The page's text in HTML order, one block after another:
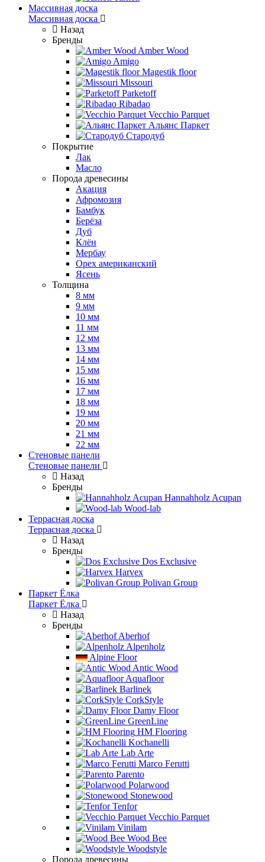
Массивная доска
Массивная доска
Назад
Бренды
Amber Wood
Amigo
Magestik floor
Missouri
Parketoff
Ribadao
Vecchio Parquet
Альянс Паркет
Стародуб
Покрытие
Лак
Масло
Порода древесины
Акация
Афромозия
Бамбук
Берёза
Дуб
Клён
Мербау
Орех американский
Ясень
Толщина
8 мм
9 мм
10 мм
11 мм
12 мм
13 мм
14 мм
15 мм
16 мм
17 мм
18 мм
19 мм
20 мм
21 мм
22 мм
Стеновые панели
Стеновые панели
Назад
Бренды
Hannahholz Acupan
Wood-lab
Террасная доска
Террасная доска
Назад
Бренды
Dos Exclusive
Harvex
Polivan Group
Паркет Ёлка
Паркет Ёлка
Назад
Бренды
Aberhof
Alpenholz
Alpine Floor
Antic Wood
Aquafloor
Barlinek
CorkStyle
Damy Floor
GreenLine
HM Flooring
Kochanelli
Lab Arte
Marco Ferutti
Parento
Polarwood
Stonewood
Tenfor
Vecchio Parquet
Vinilam
Wood Bee
Woodstyle
Порода древесины